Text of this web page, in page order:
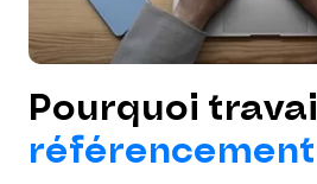
Pourquoi